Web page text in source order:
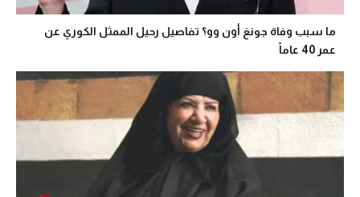
ما سبب وفاة جونغ أون وو؟ تفاصيل رحيل الممثل الكوري عن
عمر 40 عاماً